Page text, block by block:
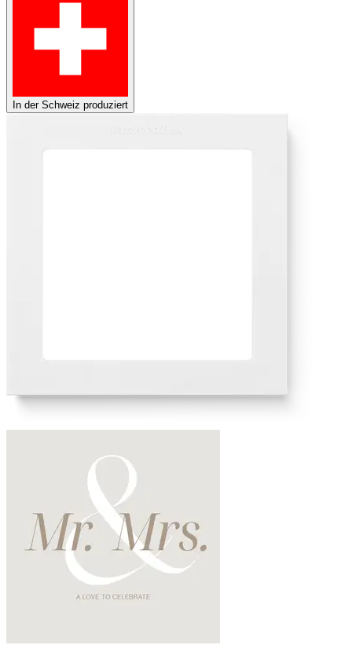
In der Schweiz produziert